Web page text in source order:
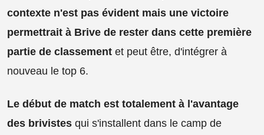
contexte n'est pas évident mais une victoire
permettrait à Brive de rester dans cette première
partie de classement et peut être, d'intégrer à
nouveau le top 6.
Le début de match est totalement à l'avantage
des brivistes qui s'installent dans le camp de